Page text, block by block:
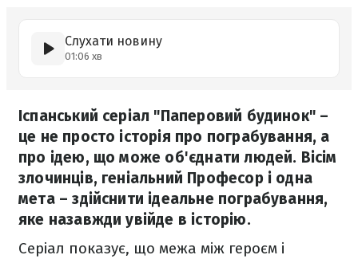
Слухати новину
01:06 хв
Іспанський серіал "Паперовий будинок" –
це не просто історія про пограбування, а
про ідею, що може об'єднати людей. Вісім
злочинців, геніальний Професор і одна
мета – здійснити ідеальне пограбування,
яке назавжди увійде в історію.
Серіал показує, що межа між героєм і